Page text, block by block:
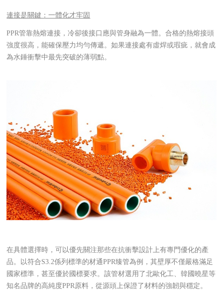
連接是關鍵：一體化才牢固
PPR管靠熱熔連接，冷卻後接口應與管身融為一體。合格的熱熔接頭
強度很高，能確保壓力均勻傳遞。如果連接處有虛焊或瑕疵，就會成
為水錘衝擊中最先突破的薄弱點。
在具體選擇時，可以優先關注那些在抗衝擊設計上有專門優化的產
品。以符合S3.2係列標準的材通PPR臻管為例，其壁厚不僅嚴格滿足
國家標準，甚至優於國標要求。該管材選用了北歐化工、韓國曉星等
知名品牌的高純度PPR原料，從源頭上保證了材料的強韌與穩定。